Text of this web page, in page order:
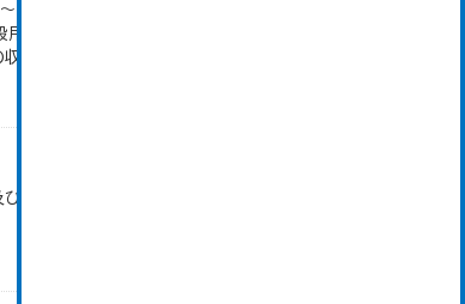
）・平成23年のみ平成24年2月1日現
機械の分類は廃止。また、衣服は繊維
入額の合計。...
従業上の地位別従業者数」のデータを